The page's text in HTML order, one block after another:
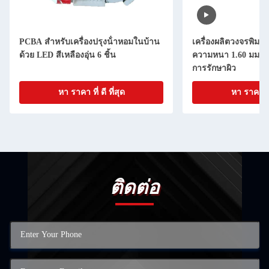
PCBA สําหรับเครื่องปรุงน้ําหอมในบ้าน
ด้วย LED สีเหลืองอุ่น 6 ชิ้น
หา ราคา ที่ ดี ที่สุด
เครื่องผลิตวงจรพิมพ์
ความหนา 1.60 มม
การรักษาผิว
หา ราคา
ติดต่อ